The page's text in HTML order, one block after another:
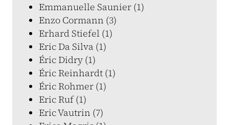
Emmanuelle Saunier (1)
Enzo Cormann (3)
Erhard Stiefel (1)
Eric Da Silva (1)
Éric Didry (1)
Éric Reinhardt (1)
Éric Rohmer (1)
Eric Ruf (1)
Eric Vautrin (7)